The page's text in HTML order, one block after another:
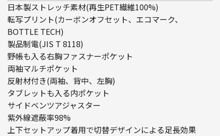
日本製ストレッチ素材(再生PET繊維100%)
転写プリント(カーボンオフセット、エコマーク、
BOTTLE TECH)
製品制電(JIS T 8118)
野帳も入る右胸ファスナーポケット
両袖マルチポケット
反射材付き(両袖、背中、左胸)
タブレットも入る内ポケット
サイドベンツアジャスター
紫外線遮蔽率98%
上下セットアップ着用で切替デザインによる足長効果